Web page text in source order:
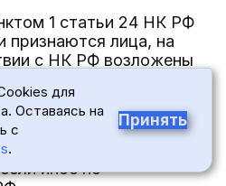
1 статьи 24 НК РФ
признаются лица, на
с НК РФ возложены
налогов.
НК РФ следует, что
те же права, что и
иное не
для
Оставаясь на
с
.
Принять